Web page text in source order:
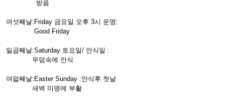
받음
여섯째날:Friday 금요일 오후 3시 운명:
Good Friday
일곱째날:Saturday 토요일/ 안식일 :
무덤속에 안식
여덟째날:Easter Sunday :안식후 첫날
새벽 미명에 부활